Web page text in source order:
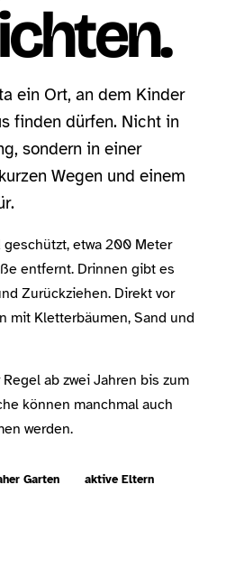
ein Ort, an dem Kinder
finden dürfen. Nicht in
sondern in einer
Wegen und einem
etwa 200 Meter
entfernt. Drinnen gibt es
Zurückziehen. Direkt vor
mit Kletterbäumen, Sand und
ab zwei Jahren bis zum
können manchmal auch
werden.
Garten aktive Eltern